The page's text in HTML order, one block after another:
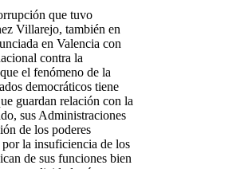
que tuvo
Villarejo, también en
en Valencia con
contra la
el fenómeno de la
democráticos tiene
guardan relación con la
sus Administraciones
de los poderes
la insuficiencia de los
de sus funciones bien